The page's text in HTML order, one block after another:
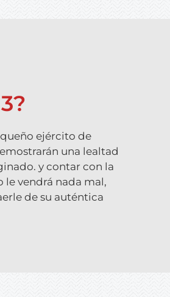
ejército de
una lealtad
y contar con la
vendrá nada mal,
de su auténtica